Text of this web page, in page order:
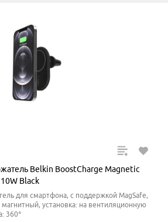
Belkin BoostCharge Magnetic
Black
для смартфона, с поддержкой MagSafe,
установка: на вентиляционную
360°